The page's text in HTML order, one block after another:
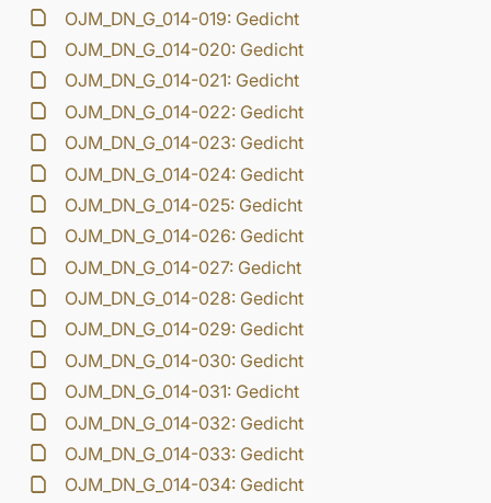
OJM_DN_G_014-019: Gedicht
OJM_DN_G_014-020: Gedicht
OJM_DN_G_014-021: Gedicht
OJM_DN_G_014-022: Gedicht
OJM_DN_G_014-023: Gedicht
OJM_DN_G_014-024: Gedicht
OJM_DN_G_014-025: Gedicht
OJM_DN_G_014-026: Gedicht
OJM_DN_G_014-027: Gedicht
OJM_DN_G_014-028: Gedicht
OJM_DN_G_014-029: Gedicht
OJM_DN_G_014-030: Gedicht
OJM_DN_G_014-031: Gedicht
OJM_DN_G_014-032: Gedicht
OJM_DN_G_014-033: Gedicht
OJM_DN_G_014-034: Gedicht